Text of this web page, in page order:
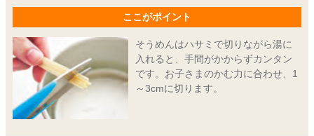
ここがポイント
そうめんはハサミで切りながら湯に
入れると、手間がかからずカンタン
です。お子さまのかむ力に合わせ、1
～3cmに切ります。